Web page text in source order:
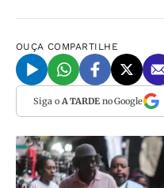
OUÇA COMPARTILHE
Siga o A TARDEno Google